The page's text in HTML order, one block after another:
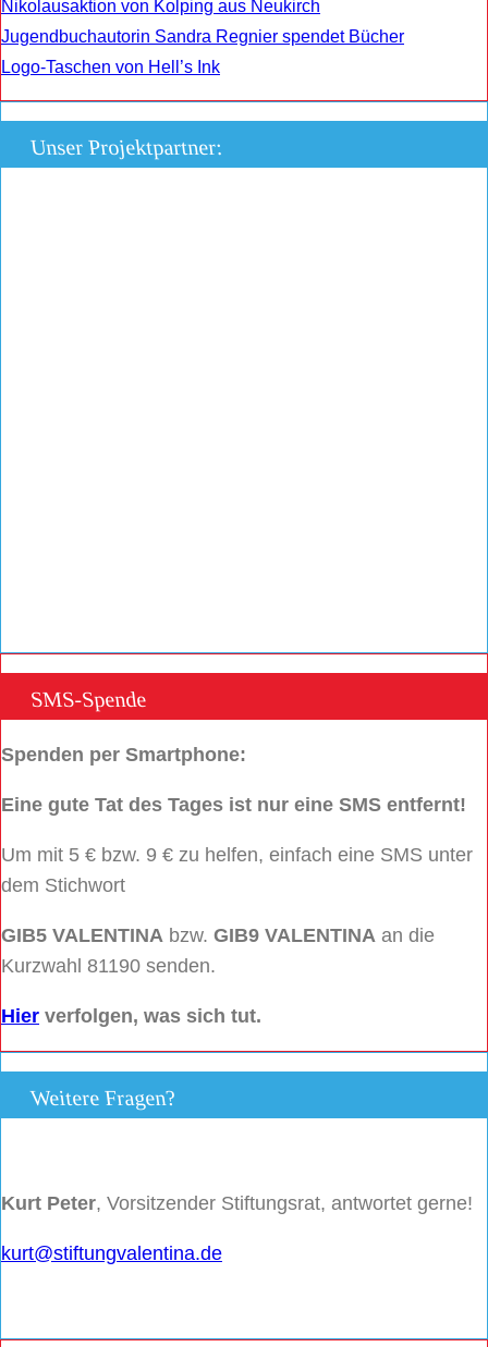
Nikolausaktion von Kolping aus Neukirch
Jugendbuchautorin Sandra Regnier spendet Bücher
Logo-Taschen von Hell’s Ink
Unser Projektpartner:
SMS-Spende
Spenden per Smartphone:
Eine gute Tat des Tages ist nur eine SMS entfernt!
Um mit 5 € bzw. 9 € zu helfen, einfach eine SMS unter
dem Stichwort
GIB5 VALENTINA bzw. GIB9 VALENTINA an die
Kurzwahl 81190 senden.
Hier verfolgen, was sich tut.
Weitere Fragen?
Kurt Peter, Vorsitzender Stiftungsrat, antwortet gerne!
kurt@stiftungvalentina.de